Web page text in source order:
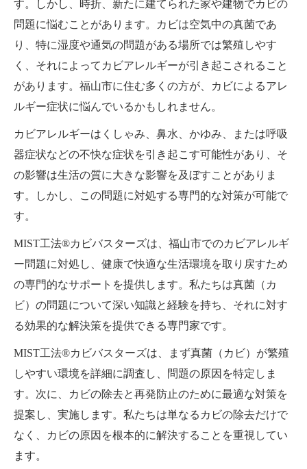
す。しかし、時折、新たに建てられた家や建物でカビの
問題に悩むことがあります。カビは空気中の真菌であ
り、特に湿度や通気の問題がある場所では繁殖しやす
く、それによってカビアレルギーが引き起こされること
があります。福山市に住む多くの方が、カビによるアレ
ルギー症状に悩んでいるかもしれません。
カビアレルギーはくしゃみ、鼻水、かゆみ、または呼吸
器症状などの不快な症状を引き起こす可能性があり、そ
の影響は生活の質に大きな影響を及ぼすことがありま
す。しかし、この問題に対処する専門的な対策が可能で
す。
MIST工法®カビバスターズは、福山市でのカビアレルギ
ー問題に対処し、健康で快適な生活環境を取り戻すため
の専門的なサポートを提供します。私たちは真菌（カ
ビ）の問題について深い知識と経験を持ち、それに対す
る効果的な解決策を提供できる専門家です。
MIST工法®カビバスターズは、まず真菌（カビ）が繁殖
しやすい環境を詳細に調査し、問題の原因を特定しま
す。次に、カビの除去と再発防止のために最適な対策を
提案し、実施します。私たちは単なるカビの除去だけで
なく、カビの原因を根本的に解決することを重視してい
ます。